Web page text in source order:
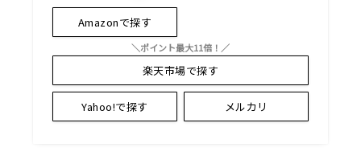
Amazonで探す
＼ポイント最大11倍！／
楽天市場で探す
Yahoo!で探す メルカリ